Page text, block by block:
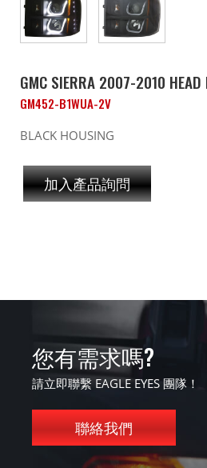
GMC SIERRA 2007-2010 HEAD
GM452-B1WUA-2V
BLACK HOUSING
加入產品詢問
您有需求嗎?
請立即聯繫 EAGLE EYES 團隊！
聯絡我們